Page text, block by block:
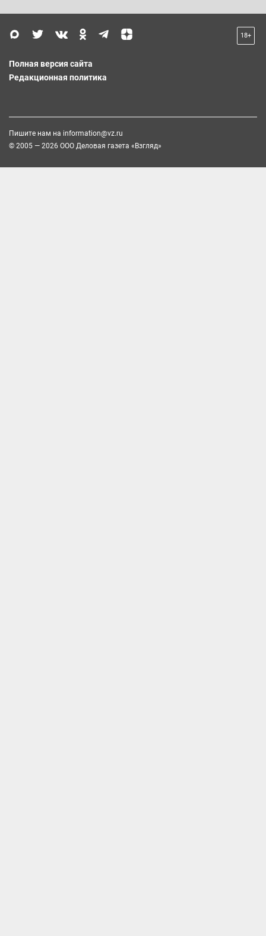
18+
Полная версия сайта
Редакционная политика
Пишите нам на information@vz.ru
© 2005 — 2026 ООО Деловая газета «Взгляд»